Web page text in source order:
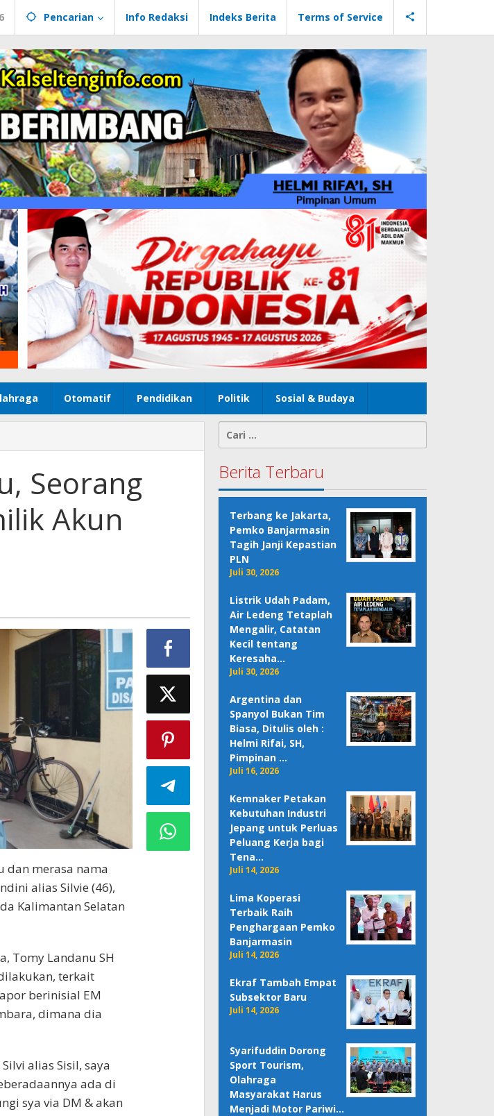
Pencarian Info Redaksi Indeks Berita Terms of Service
Otomatif Pendidikan Politik Sosial & Budaya
Seorang
Akun
dan merasa nama
alias Silvie (46),
Kalimantan Selatan
Tomy Landanu SH
terkait
berinisial EM
dimana dia
alias Sisil, saya
ada di
sya via DM & akan
untuk:
Berita Terbaru
Terbang ke Jakarta,
Pemko Banjarmasin
Tagih Janji Kepastian
PLN
Juli 30, 2026
Listrik Udah Padam,
Air Ledeng Tetaplah
Mengalir, Catatan
Kecil tentang
Keresaha…
Juli 30, 2026
Argentina dan
Spanyol Bukan Tim
Biasa, Ditulis oleh :
Helmi Rifai, SH,
Pimpinan …
Juli 16, 2026
Kemnaker Petakan
Kebutuhan Industri
Jepang untuk Perluas
Peluang Kerja bagi
Tena…
Juli 14, 2026
Lima Koperasi
Terbaik Raih
Penghargaan Pemko
Banjarmasin
Juli 14, 2026
Ekraf Tambah Empat
Subsektor Baru
Juli 14, 2026
Syarifuddin Dorong
Sport Tourism,
Olahraga
Masyarakat Harus
Menjadi Motor Pariwi…